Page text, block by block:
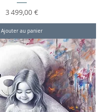
Prix
3 499,00 €
Ajouter au panier